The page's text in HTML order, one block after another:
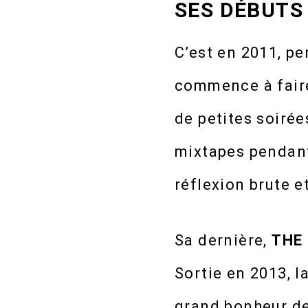
SES
C’est en 2011,
commence à
de petites
mixtapes
réflexion brute
Sa dernière,THE
Sortie en 2013,